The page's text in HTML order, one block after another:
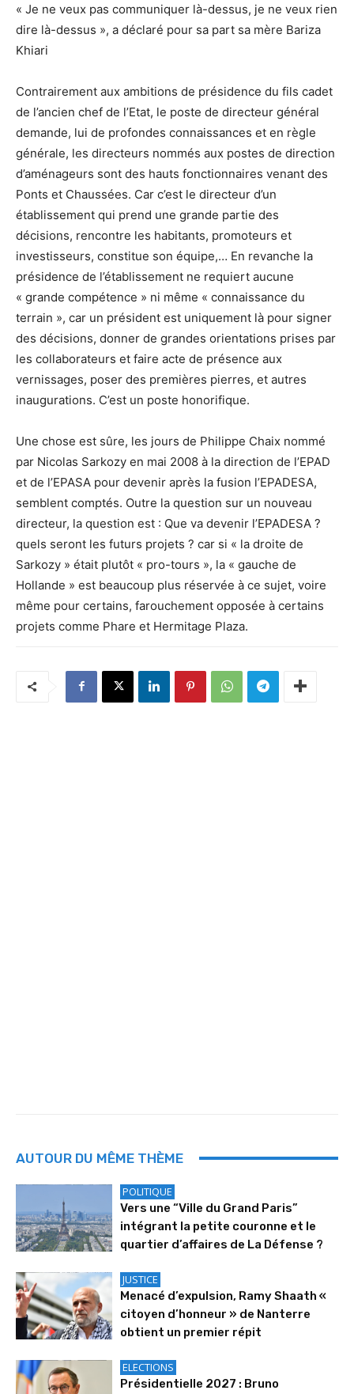
« Je ne veux pas communiquer là-dessus, je ne veux rien
dire là-dessus », a déclaré pour sa part sa mère Bariza
Khiari
Contrairement aux ambitions de présidence du fils cadet
de l’ancien chef de l’Etat, le poste de directeur général
demande, lui de profondes connaissances et en règle
générale, les directeurs nommés aux postes de direction
d’aménageurs sont des hauts fonctionnaires venant des
Ponts et Chaussées. Car c’est le directeur d’un
établissement qui prend une grande partie des
décisions, rencontre les habitants, promoteurs et
investisseurs, constitue son équipe,… En revanche la
présidence de l’établissement ne requiert aucune
« grande compétence » ni même « connaissance du
terrain », car un président est uniquement là pour signer
des décisions, donner de grandes orientations prises par
les collaborateurs et faire acte de présence aux
vernissages, poser des premières pierres, et autres
inaugurations. C’est un poste honorifique.
Une chose est sûre, les jours de Philippe Chaix nommé
par Nicolas Sarkozy en mai 2008 à la direction de l’EPAD
et de l’EPASA pour devenir après la fusion l’EPADESA,
semblent comptés. Outre la question sur un nouveau
directeur, la question est : Que va devenir l’EPADESA ?
quels seront les futurs projets ? car si « la droite de
Sarkozy » était plutôt « pro-tours », la « gauche de
Hollande » est beaucoup plus réservée à ce sujet, voire
même pour certains, farouchement opposée à certains
projets comme Phare et Hermitage Plaza.
AUTOUR DU MÊME THÈME
POLITIQUE
Vers une “Ville du Grand Paris”
intégrant la petite couronne et le
quartier d’affaires de La Défense ?
JUSTICE
Menacé d’expulsion, Ramy Shaath «
citoyen d’honneur » de Nanterre
obtient un premier répit
ELECTIONS
Présidentielle 2027 : Bruno